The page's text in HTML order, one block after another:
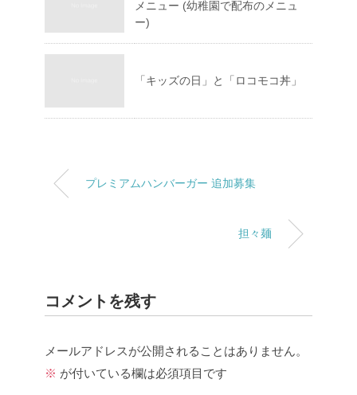
メニュー (幼稚園で配布のメニュ
ー)
「キッズの日」と「ロコモコ丼」
プレミアムハンバーガー 追加募集
担々麺
コメントを残す
メールアドレスが公開されることはありません。
※ が付いている欄は必須項目です